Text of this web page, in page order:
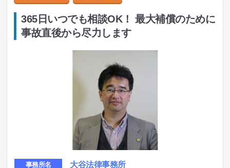
365日いつでも相談OK！ 最大補償のために
事故直後から尽力します
事務所名 大谷法律事務所